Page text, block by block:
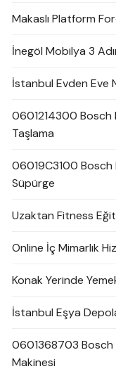
Makaslı Platform
İnegöl Mobilya 3
İstanbul Evden Eve
0601214300 Bosch
Taşlama
06019C3100 Bosch
Süpürge
Uzaktan Fitness
Online İç Mimarlık
Konak Yerinde
İstanbul Eşya
0601368703 Bosch
Makinesi